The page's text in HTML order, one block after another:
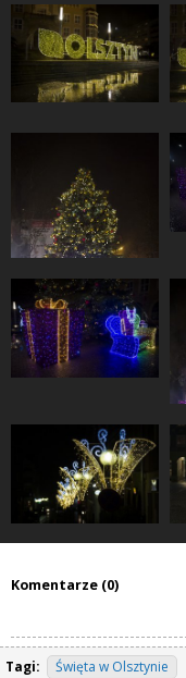
Komentarze (0)
Tagi: Święta w Olsztynie